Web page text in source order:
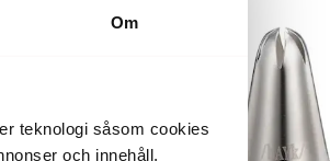
Om
teknologi såsom cookies
och innehåll,